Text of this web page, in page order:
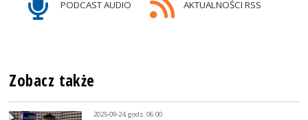
PODCAST AUDIO AKTUALNOŚCI RSS
Zobacz także
2025-09-24, godz. 06:00